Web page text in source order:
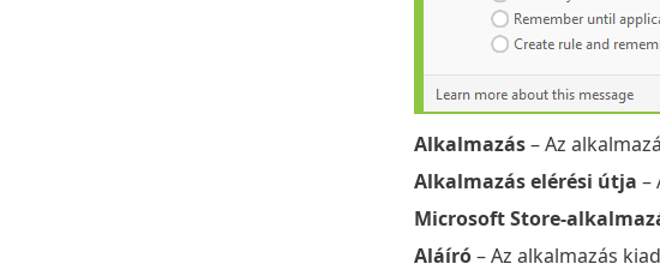
Alkalmazás– Az
Alkalmazás elérési útja –
Microsoft Store-
Aláíró– Az alkalmazás